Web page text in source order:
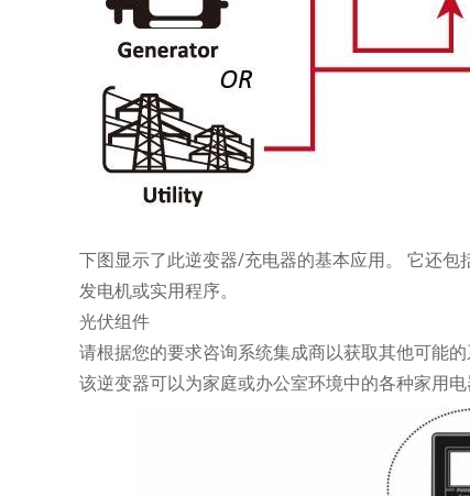
下图显示了此逆变器/充电器的基本应用。 它还包
发电机或实用程序。
光伏组件
请根据您的要求咨询系统集成商以获取其他可能的
该逆变器可以为家庭或办公室环境中的各种家用